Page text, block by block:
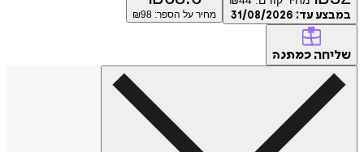
במבצע עד: 31/08/2026 מחיר על הספר: ₪ 98
שליחה כמתנה